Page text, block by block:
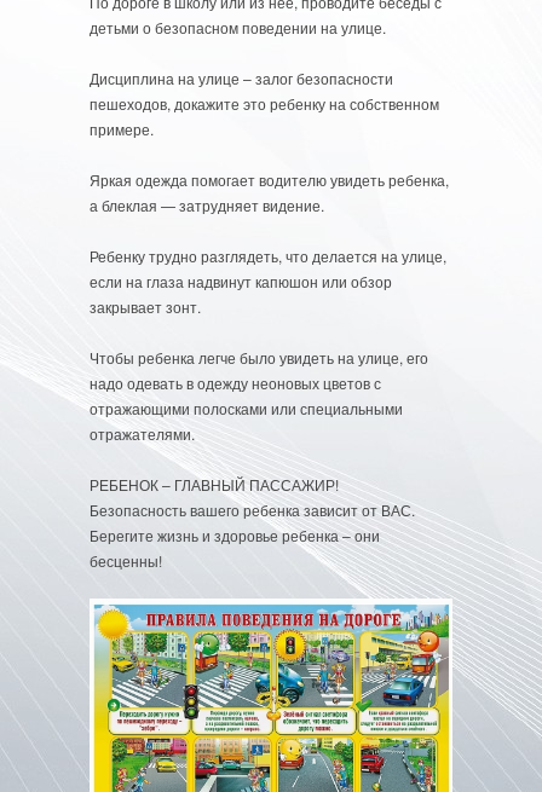
детьми о безопасном поведении на улице.
Дисциплина на улице – залог безопасности
пешеходов, докажите это ребенку на собственном
примере.
Яркая одежда помогает водителю увидеть ребенка,
а блеклая — затрудняет видение.
Ребенку трудно разглядеть, что делается на улице,
если на глаза надвинут капюшон или обзор
закрывает зонт.
Чтобы ребенка легче было увидеть на улице, его
надо одевать в одежду неоновых цветов с
отражающими полосками или специальными
отражателями.
РЕБЕНОК – ГЛАВНЫЙ ПАССАЖИР!
Безопасность вашего ребенка зависит от ВАС.
Берегите жизнь и здоровье ребенка – они
бесценны!